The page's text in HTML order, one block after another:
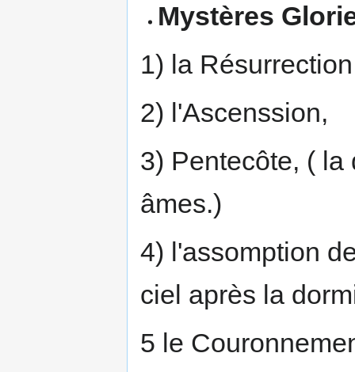
Mystères
1) la
2) l'Ascenssion,
3) Pentecôte, (
âmes.)
4) l'assomption
ciel après la
5 le